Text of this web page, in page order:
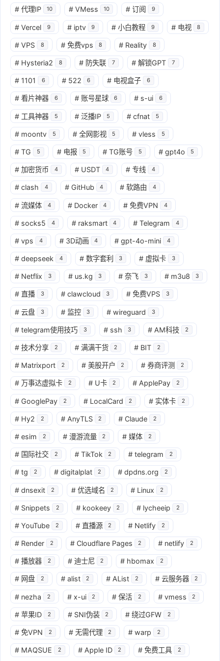
# 代理IP 10 # VMess 10 # 订阅 9
# Vercel 9 # iptv 9 # 小白教程 9 # 电视 8
# VPS 8 # 免费vps 8 # Reality 8
# Hysteria2 8 # 防失联 7 # 解锁GPT 7
# 1101 6 # 522 6 # 电视盒子 6
# 看片神器 6 # 账号星球 6 # s-ui 6
# 工具神器 5 # 泛播IP 5 # cfnat 5
# moontv 5 # 全网影视 5 # vless 5
# TG 5 # 电报 5 # TG账号 5 # gpt4o 5
# 加密货币 4 # USDT 4 # 专线 4
# clash 4 # GitHub 4 # 软路由 4
# 流媒体 4 # Docker 4 # 免费VPN 4
# socks5 4 # raksmart 4 # Telegram 4
# vps 4 # 3D动画 4 # gpt-4o-mini 4
# deepseek 4 # 数字套利 3 # 虚拟卡 3
# Netflix 3 # us.kg 3 # 奈飞 3 # m3u8 3
# 直播 3 # clawcloud 3 # 免费VPS 3
# 云盘 3 # 监控 3 # wireguard 3
# telegram使用技巧 3 # ssh 3 # AM科技 2
# 技术分享 2 # 满满干货 2 # BIT 2
# Matrixport 2 # 美股开户 2 # 券商评测 2
# 万事达虚拟卡 2 # U卡 2 # ApplePay 2
# GooglePay 2 # LocalCard 2 # 实体卡 2
# Hy2 2 # AnyTLS 2 # Claude 2
# esim 2 # 漫游流量 2 # 媒体 2
# 国际社交 2 # TikTok 2 # telegram 2
# tg 2 # digitalplat 2 # dpdns.org 2
# dnsexit 2 # 优选域名 2 # Linux 2
# Snippets 2 # kookeey 2 # lycheeip 2
# YouTube 2 # 直播源 2 # Netlify 2
# Render 2 # Cloudflare Pages 2 # netlify 2
# 播放器 2 # 迪士尼 2 # hbomax 2
# 网盘 2 # alist 2 # AList 2 # 云服务器 2
# nezha 2 # x-ui 2 # 保活 2 # vmess 2
# 苹果ID 2 # SNI伪装 2 # 绕过GFW 2
# 免VPN 2 # 无需代理 2 # warp 2
# MAQSUE 2 # Apple ID 2 # 免费工具 2